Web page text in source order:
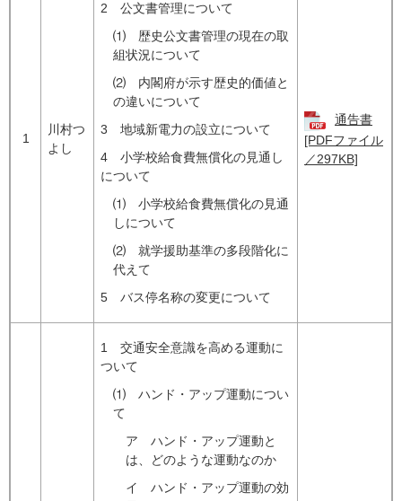
1
川村つ
よし
2 公文書管理について
⑴ 歴史公文書管理の現在の取
組状況について
⑵ 内閣府が示す歴史的価値と
の違いについて
3 地域新電力の設立について
4 小学校給食費無償化の見通し
について
⑴ 小学校給食費無償化の見通
しについて
⑵ 就学援助基準の多段階化に
代えて
5 バス停名称の変更について
通告書
[PDFファイル
／297KB]
1 交通安全意識を高める運動に
ついて
⑴ ハンド・アップ運動につい
て
ア ハンド・アップ運動と
は、どのような運動なのか
イ ハンド・アップ運動の効